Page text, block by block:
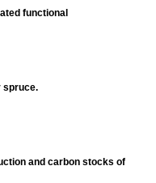
functional
spruce.
and carbon stocks of